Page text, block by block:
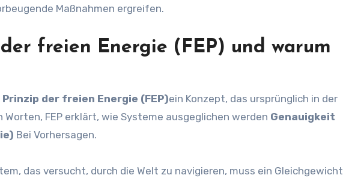
Maßnahmen ergreifen.
freien Energie (FEP) und warum
Prinzip der freien Energie (FEP)ein Konzept, das ursprünglich in der
FEP erklärt, wie Systeme ausgeglichen werden Genauigkeit
Bei Vorhersagen.
das versucht, durch die Welt zu navigieren, muss ein Gleichgewicht